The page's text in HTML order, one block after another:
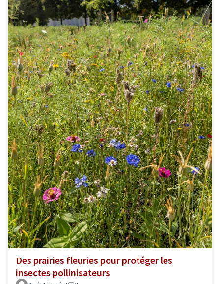
Des prairies fleuries pour protéger les
insectes pollinisateurs